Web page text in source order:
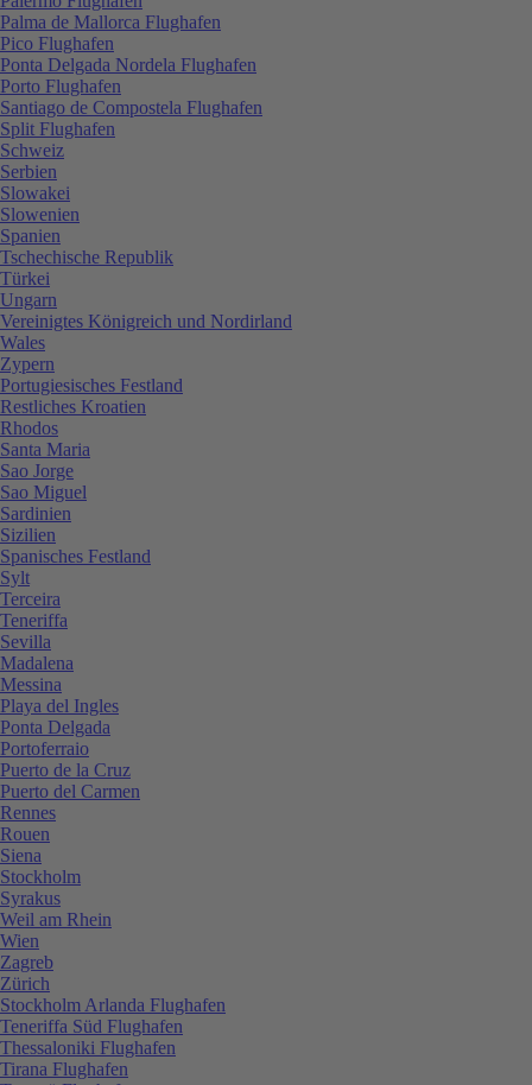
Palma de Mallorca Flughafen
Pico Flughafen
Ponta Delgada Nordela Flughafen
Porto Flughafen
Santiago de Compostela Flughafen
Split Flughafen
Schweiz
Serbien
Slowakei
Slowenien
Spanien
Tschechische Republik
Türkei
Ungarn
Vereinigtes Königreich und Nordirland
Wales
Zypern
Portugiesisches Festland
Restliches Kroatien
Rhodos
Santa Maria
Sao Jorge
Sao Miguel
Sardinien
Sizilien
Spanisches Festland
Sylt
Terceira
Teneriffa
Sevilla
Madalena
Messina
Playa del Ingles
Ponta Delgada
Portoferraio
Puerto de la Cruz
Puerto del Carmen
Rennes
Rouen
Siena
Stockholm
Syrakus
Weil am Rhein
Wien
Zagreb
Zürich
Stockholm Arlanda Flughafen
Teneriffa Süd Flughafen
Thessaloniki Flughafen
Tirana Flughafen